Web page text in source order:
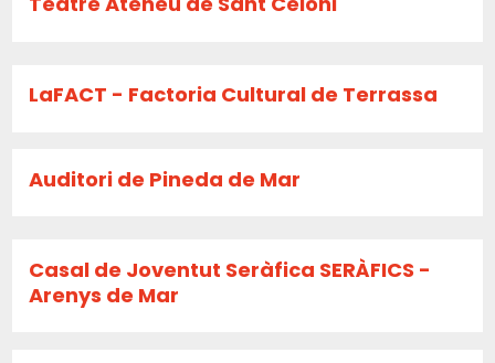
LaFACT - Factoria Cultural de Terrassa
Auditori de Pineda de Mar
Casal de Joventut Seràfica SERÀFICS -
Arenys de Mar